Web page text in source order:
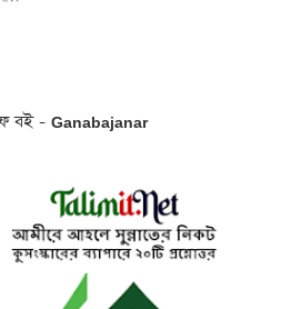
বই - Ganabajanar